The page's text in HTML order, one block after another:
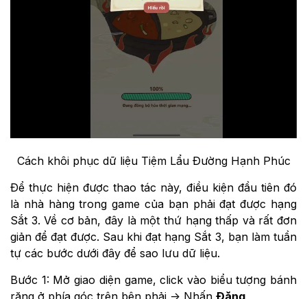
Cách khôi phục dữ liệu Tiệm Lẩu Đường Hạnh Phúc
Để thực hiện được thao tác này, điều kiện đầu tiên đó
là nhà hàng trong game của bạn phải đạt được hạng
Sắt 3. Về cơ bản, đây là một thứ hạng thấp và rất đơn
giản để đạt được. Sau khi đạt hạng Sắt 3, bạn làm tuần
tự các bước dưới đây để sao lưu dữ liệu.
Bước 1: Mở giao diện game, click vào biểu tượng bánh
răng ở phía góc trên bên phải -> Nhấn Đăng